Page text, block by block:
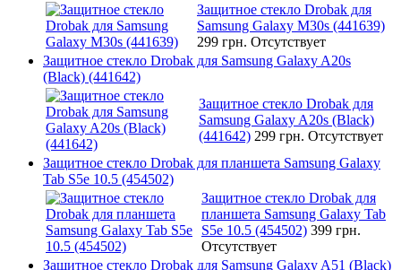
Защитное стекло Drobak для
Samsung Galaxy M30s (441639)
299 грн. Отсутствует
Защитное стекло Drobak для Samsung Galaxy A20s
(Black) (441642)
Защитное стекло Drobak для
Samsung Galaxy A20s (Black)
(441642) 299 грн. Отсутствует
Защитное стекло Drobak для планшета Samsung Galaxy
Tab S5e 10.5 (454502)
Защитное стекло Drobak для
планшета Samsung Galaxy Tab
S5e 10.5 (454502) 399 грн.
Отсутствует
Защитное стекло Drobak для Samsung Galaxy A51 (Black)